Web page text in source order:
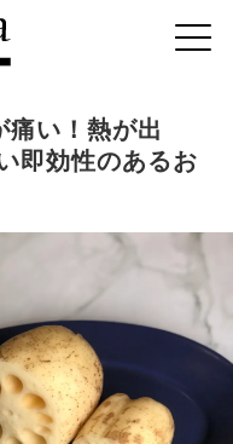
痛い！熱が出
即効性のあるお